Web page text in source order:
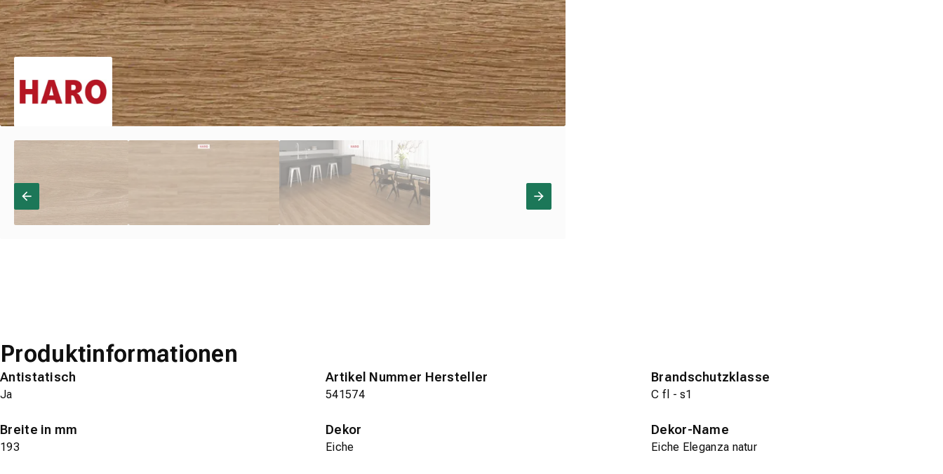
Produktinformationen
Antistatisch
Ja
Artikel Nummer Hersteller
541574
Brandschutzklasse
C fl - s1
Breite in mm
193
Dekor
Eiche
Dekor-Name
Eiche Eleganza natur